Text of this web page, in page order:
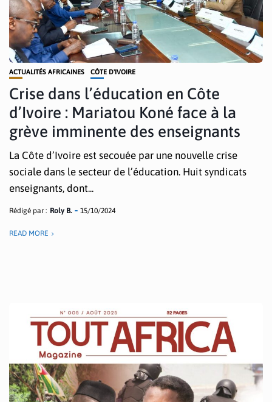
ACTUALITÉS AFRICAINES CÔTE D'IVOIRE
Crise dans l’éducation en Côte
d’Ivoire : Mariatou Koné face à la
grève imminente des enseignants
La Côte d’Ivoire est secouée par une nouvelle crise
sociale dans le secteur de l’éducation. Huit syndicats
enseignants, dont...
Rédigé par : Roly B. 15/10/2024
READ MORE